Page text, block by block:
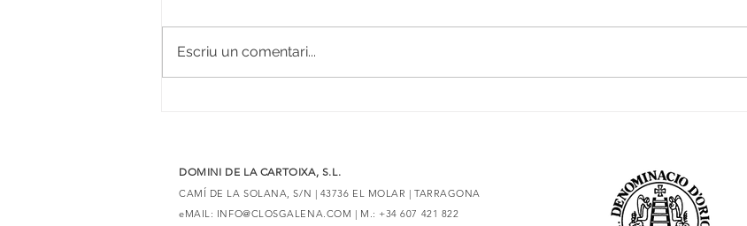
Escriu un comentari...
DOMINI DE LA CARTOIXA, S.L.
CAMÍ DE LA SOLANA, S/N | 43736 EL MOLAR | TARRAGONA
eMAIL: INFO@CLOSGALENA.COM | M.: +34 607 421 822